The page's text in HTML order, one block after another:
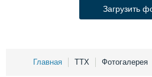
Услуги
Загрузить
Главная ТТХ Фотогалерея